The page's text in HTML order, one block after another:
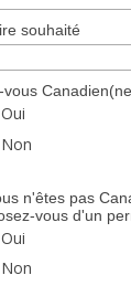
souhaité
vous
Oui
Non
n'êtes pas
vous d'un
Oui
Non